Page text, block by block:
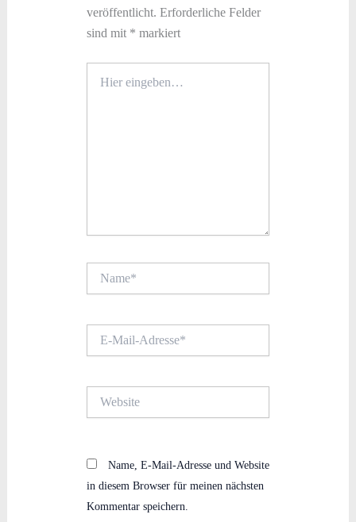
veröffentlicht. Erforderliche Felder
sind mit * markiert
eingeben…
Mail-
Name, E-Mail-Adresse und Website
in diesem Browser für meinen nächsten
Kommentar speichern.